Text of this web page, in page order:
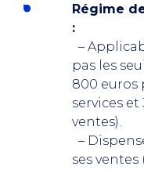
Régime
:
–
pas les
800 euros
services et
ventes).
–
ses ventes